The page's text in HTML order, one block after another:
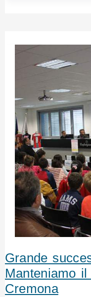
Grande
Manteniamo
Cremona